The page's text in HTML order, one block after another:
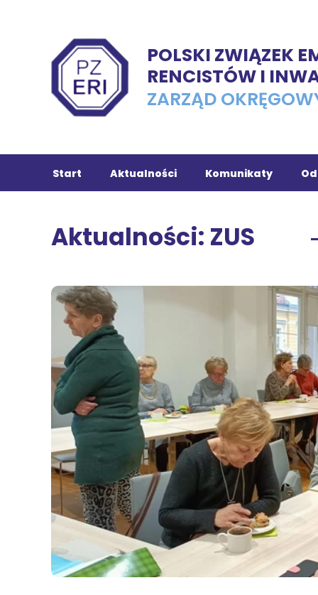
POLSKI ZWIĄZEK
RENCISTÓW I
ZARZĄD
Start Aktualności Komunikaty
Aktualności: ZUS